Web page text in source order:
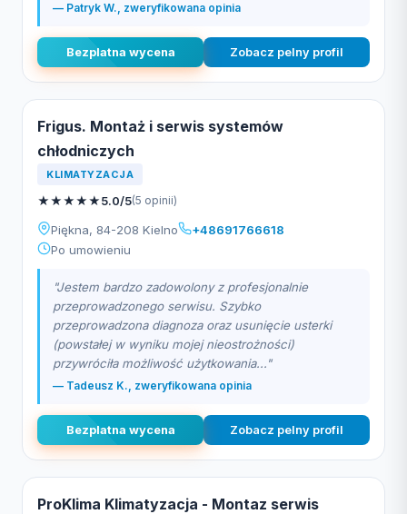
— Patryk W., zweryfikowana opinia
Bezplatna wycena Zobacz pelny profil
Frigus. Montaż i serwis systemów
chłodniczych
KLIMATYZACJA
★★★★★5.0/5(5 opinii)
Piękna, 84-208 Kielno
+48691766618
Po umowieniu
"Jestem bardzo zadowolony z profesjonalnie
przeprowadzonego serwisu. Szybko
przeprowadzona diagnoza oraz usunięcie usterki
(powstałej w wyniku mojej nieostrożności)
przywróciła możliwość użytkowania..."
— Tadeusz K., zweryfikowana opinia
Bezplatna wycena Zobacz pelny profil
ProKlima Klimatyzacja - Montaz serwis